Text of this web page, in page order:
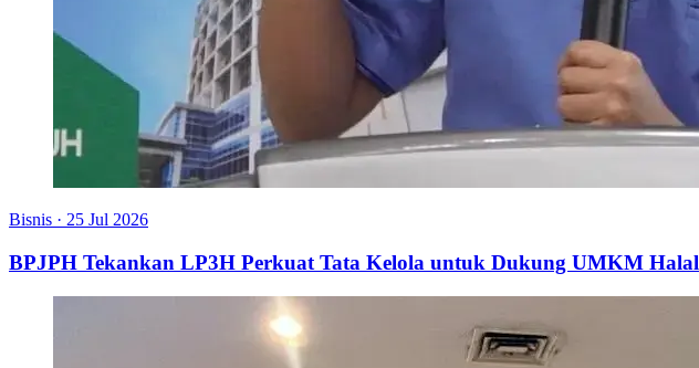
Bisnis · 25 Jul 2026
BPJPH Tekankan LP3H Perkuat Tata Kelola untuk Dukung UMKM Halal